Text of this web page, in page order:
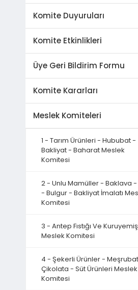
Komite Duyuruları
Komite Etkinlikleri
Üye Geri Bildirim Formu
Komite Kararları
Meslek Komiteleri
1 - Tarım Ürünleri - Hububat -
Bakliyat - Baharat Meslek
Komitesi
2 - Unlu Mamüller - Baklava -
- Bulgur - Bakliyat İmalatı
Komitesi
3 - Antep Fıstığı Ve Kuruyemiş
Meslek Komitesi
4 - Şekerli Ürünler -
Çikolata - Süt Ürünleri Meslek
Komitesi